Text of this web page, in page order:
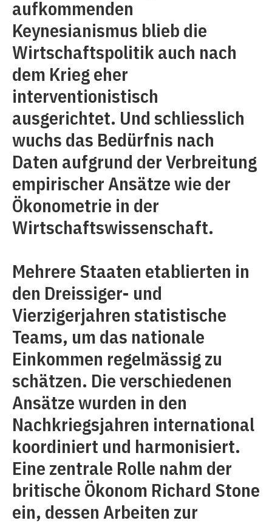
aufkommenden
Keynesianismus blieb die
Wirtschaftspolitik auch nach
dem Krieg eher
interventionistisch
ausgerichtet. Und schliesslich
wuchs das Bedürfnis nach
Daten aufgrund der Verbreitung
empirischer Ansätze wie der
Ökonometrie in der
Wirtschaftswissenschaft.
Mehrere Staaten etablierten in
den Dreissiger- und
Vierzigerjahren statistische
Teams, um das nationale
Einkommen regelmässig zu
schätzen. Die verschiedenen
Ansätze wurden in den
Nachkriegsjahren international
koordiniert und harmonisiert.
Eine zentrale Rolle nahm der
britische Ökonom Richard Stone
ein, dessen Arbeiten zur